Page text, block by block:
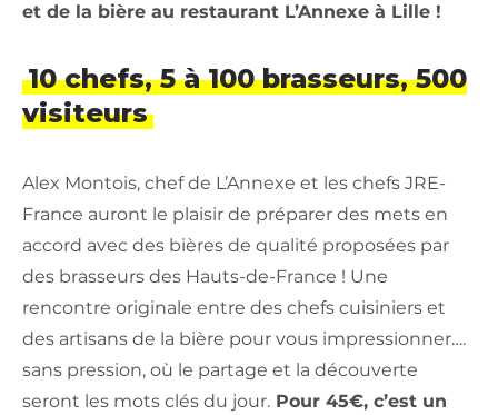
et de la bière au restaurant L’Annexe à Lille !
10 chefs, 5 à 100 brasseurs, 500
visiteurs
Alex Montois, chef de L’Annexe et les chefs JRE-
France auront le plaisir de préparer des mets en
accord avec des bières de qualité proposées par
des brasseurs des Hauts-de-France ! Une
rencontre originale entre des chefs cuisiniers et
des artisans de la bière pour vous impressionner….
sans pression, où le partage et la découverte
seront les mots clés du jour. Pour 45€, c’est un